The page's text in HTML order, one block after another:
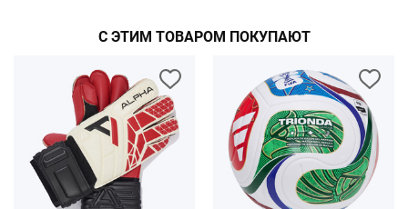
С ЭТИМ ТОВАРОМ ПОКУПАЮТ